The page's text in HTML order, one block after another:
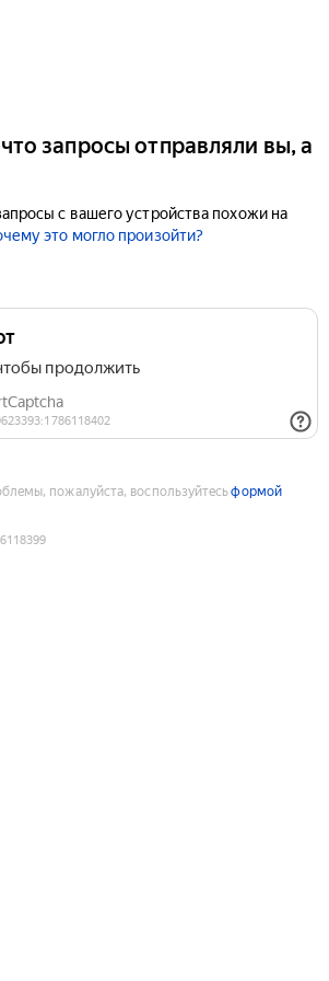
запросы отправляли вы, а
с вашего устройства похожи на
это могло произойти?
пожалуйста, воспользуйтесьформой